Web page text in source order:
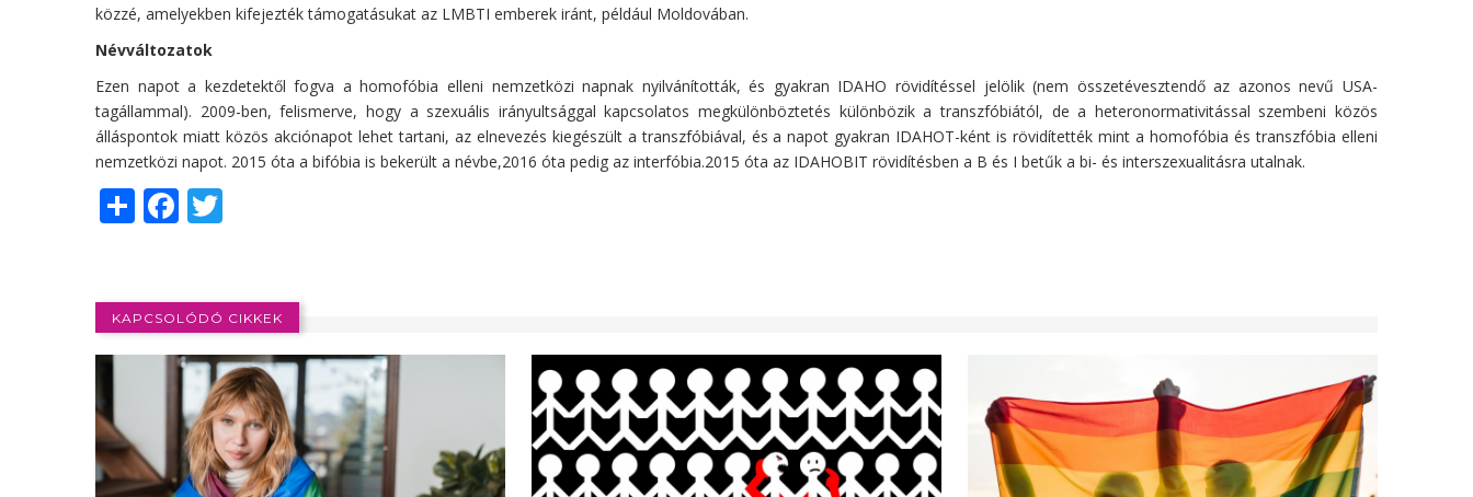
közzé, amelyekben kifejezték támogatásukat az LMBTI emberek iránt, például Moldovában.
Névváltozatok
Ezen napot a kezdetektől fogva a homofóbia elleni nemzetközi napnak nyilvánították, és gyakran IDAHO rövidítéssel jelölik (nem összetévesztendő az azonos nevű USA-
tagállammal). 2009-ben, felismerve, hogy a szexuális irányultsággal kapcsolatos megkülönböztetés különbözik a transzfóbiától, de a heteronormativitással szembeni közös
álláspontok miatt közös akciónapot lehet tartani, az elnevezés kiegészült a transzfóbiával, és a napot gyakran IDAHOT-ként is rövidítették mint a homofóbia és transzfóbia elleni
nemzetközi napot. 2015 óta a bifóbia is bekerült a névbe,2016 óta pedig az interfóbia.2015 óta az IDAHOBIT rövidítésben a B és I betűk a bi- és interszexualitásra utalnak.
ShareFacebook
KAPCSOLÓDÓ CIKKEK